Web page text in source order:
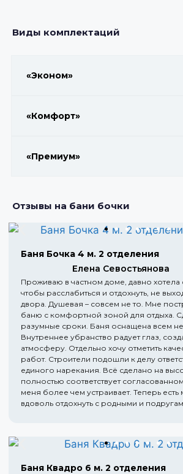
Виды комплектаций
«Эконом»
«Комфорт»
«Премиум»
Отзывы на бани бочки
Баня Бочка 4 м. 2 отделения
Елена Севостьянова
Проживаю в частном доме, давно
чтобы расслабиться и отдохнуть, не
двора. Душевая – совсем не то. Мне
баню с комфортной зоной для отдыха.
разумные сроки. Баня оснащена всем
Внутреннее убранство радует глаз,
атмосферу. Отдельно хочу отметить
работ. Строители подошли к делу
единого нарекания. Всё сделано на
полностью соответствует
меня более чем устраивает. Теперь есть
вдоволь отдохнуть с родными и
Баня Квадро 6 м. 2 отделения